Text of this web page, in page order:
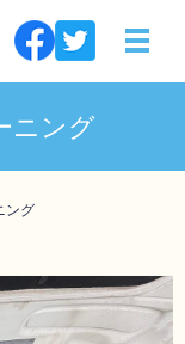
ニング
ング